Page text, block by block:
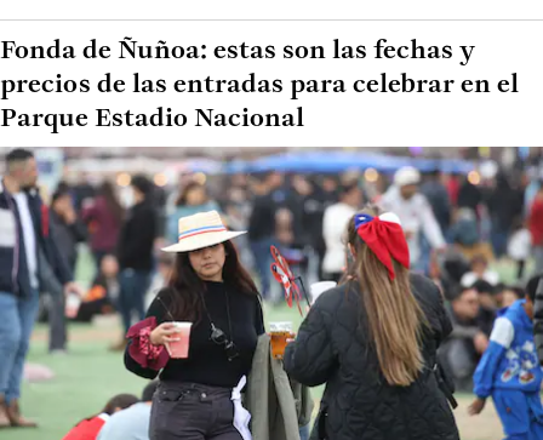
Fonda de Ñuñoa: estas son las fechas y
precios de las entradas para celebrar en el
Parque Estadio Nacional